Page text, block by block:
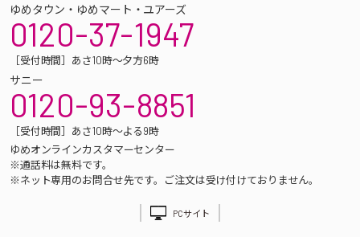
ゆめタウン・ゆめマート・ユアーズ
0120-37-1947
［受付時間］あさ10時～夕方6時
サニー
0120-93-8851
［受付時間］あさ10時～よる9時
ゆめオンラインカスタマーセンター
※通話料は無料です。
※ネット専用のお問合せ先です。ご注文は受け付けておりません。
PCサイト